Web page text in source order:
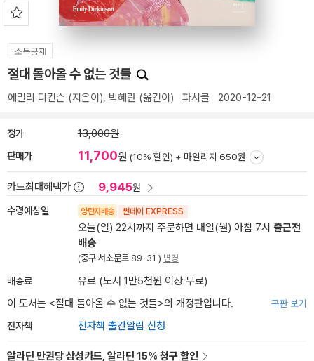
소득공제
절대 돌아올 수 없는 것들
에밀리 디킨슨 (지은이), 박혜란 (옮긴이) 파시클 2020-12-21
정가 13,000원
판매가 11,700원 (10% 할인) + 마일리지 650원
카드최대혜택가 9,945원
수령예상일 양탄자배송 썬데이 EXPRESS
오늘(일) 22시까지 주문하면 내일(월) 아침 7시 출근전
배송
(중구 서소문로 89-31 ) 변경
배송료
유료 (도서 1만5천원 이상 무료)
이 도서는 <절대 돌아올 수 없는 것들>의 개정판입니다. 구판 보기
전자책 전자책 출간알림 신청
알라딘 만권당 삼성카드, 알라딘 15% 청구 할인